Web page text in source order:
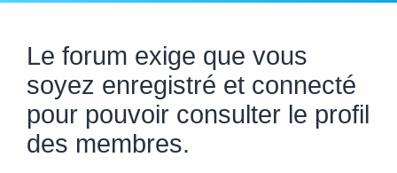
Le forum exige que vous
soyez enregistré et connecté
pour pouvoir consulter le profil
des membres.